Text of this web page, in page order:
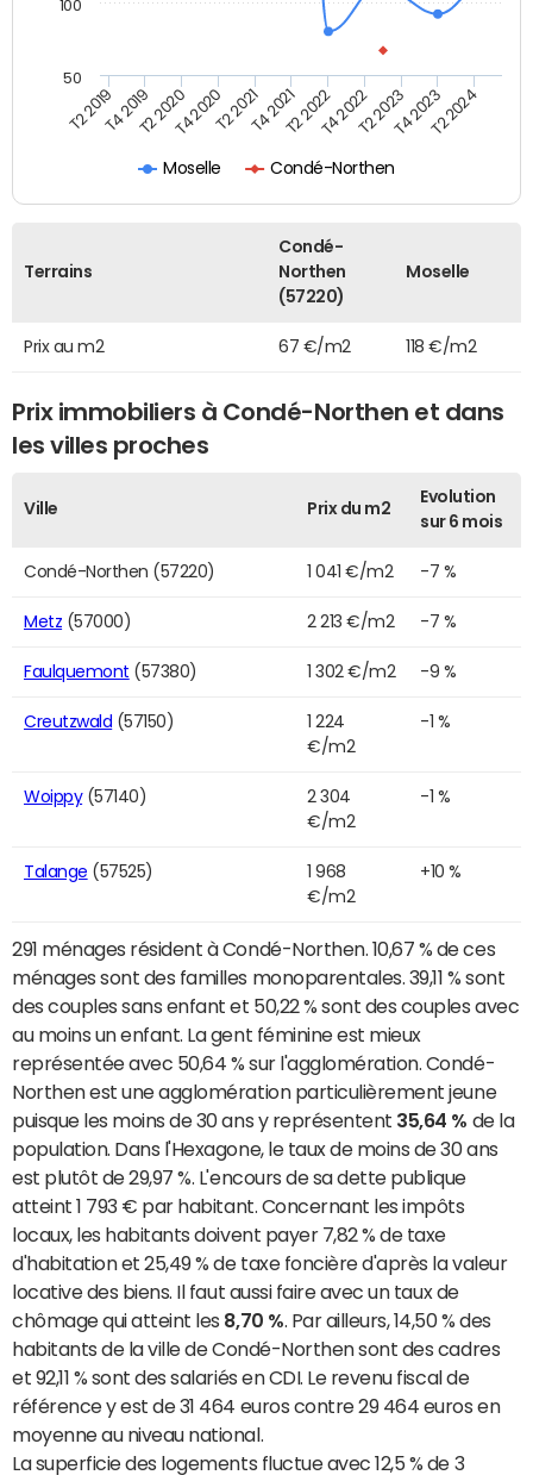
Moselle Condé-Northen
T2 2019T4 2019T2 2020T4 2020T2 2021T4 2021T2 2022T4 2022T2 2023T4 2023T2 2024
50
100
Terrains
Condé-
Northen
(57220)
Moselle
Prix au m2 67 €/m2 118 €/m2
Prix immobiliers à Condé-Northen et dans
les villes proches
Ville Prix du m2
Evolution
sur 6 mois
Condé-Northen (57220) 1 041 €/m2 -7 %
Metz (57000) 2 213 €/m2 -7 %
Faulquemont (57380) 1 302 €/m2 -9 %
Creutzwald (57150)
1 224
€/m2
-1 %
Woippy(57140)
2 304
€/m2
-1 %
Talange (57525)
1 968
€/m2
+10 %
291 ménages résident à Condé-Northen. 10,67 % de ces
ménages sont des familles monoparentales. 39,11 % sont
des couples sans enfant et 50,22 % sont des couples avec
au moins un enfant. La gent féminine est mieux
représentée avec 50,64 % sur l'agglomération. Condé-
Northen est une agglomération particulièrement jeune
puisque les moins de 30 ans y représentent 35,64 % de la
population. Dans l'Hexagone, le taux de moins de 30 ans
est plutôt de 29,97 %. L'encours de sa dette publique
atteint 1 793 € par habitant. Concernant les impôts
locaux, les habitants doivent payer 7,82 % de taxe
d'habitation et 25,49 % de taxe foncière d'après la valeur
locative des biens. Il faut aussi faire avec un taux de
chômage qui atteint les 8,70 % . Par ailleurs, 14,50 % des
habitants de la ville de Condé-Northen sont des cadres
et 92,11 % sont des salariés en CDI. Le revenu fiscal de
référence y est de 31 464 euros contre 29 464 euros en
moyenne au niveau national.
La superficie des logements fluctue avec 12,5 % de 3